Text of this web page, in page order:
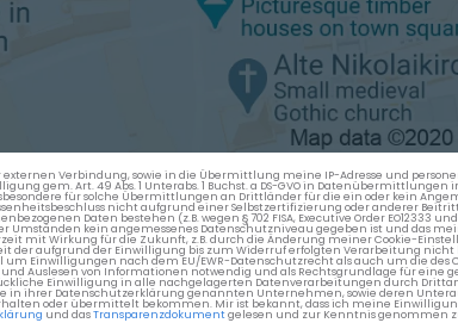
Verbindung, sowie in die Übermittlung meine IP-Adresse und
gem. Art. 49 Abs. 1 Unterabs. 1 Buchst. a DS-GVO in
für solche Übermittlungen an Drittländer für die ein oder kein
nicht aufgrund einer Selbstzertifizierung oder anderer
Daten bestehen (z.B. wegen § 702 FISA, Executive Order EO12333
kein angemessenes Datenschutzniveau gegeben ist und das
mit Wirkung für die Zukunft, z.B. durch die Änderung meiner Cookie-
der aufgrund der Einwilligung bis zum Widerruf erfolgten Verarbeitung
Einwilligungen nach dem EU/EWR-Datenschutzrecht als auch um die des
Auslesen von Informationen notwendig und als Rechtsgrundlage für eine
Einwilligung in alle nachgelagerten Datenverarbeitungen durch
in ihrer Datenschutzerklärung genannten Unternehmen, sowie deren
oder übermittelt bekommen. Mir ist bekannt, dass ich meine
und dasTransparenzdokumentgelesen und zur Kenntnis genommen